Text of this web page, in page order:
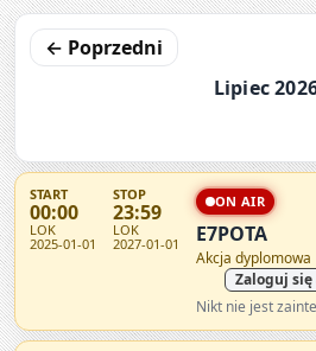
← Poprzedni
Lipiec
START
00:00
LOK
2025-01-01
STOP
23:59
LOK
2027-01-01
ON AIR
E7POTA
Akcja dyplomowa
Zaloguj
Nikt nie jest